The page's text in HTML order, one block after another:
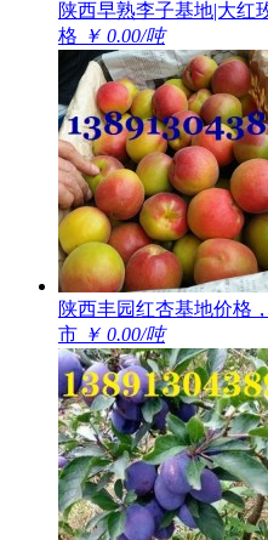
陕西早熟李子基地|大红
格 ￥ 0.00/吨
陕西丰园红杏基地价格
市 ￥ 0.00/吨